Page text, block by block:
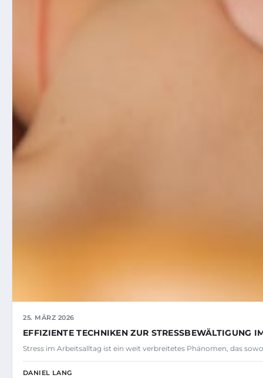
25. MÄRZ 2026
EFFIZIENTE TECHNIKEN ZUR STRESSBEWÄLTIGUNG
Stress im Arbeitsalltag ist ein weit verbreitetes Phänomen, das
DANIEL LANG